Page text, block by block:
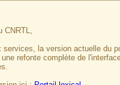
CNRTL,
la version actuelle du
refonte complète de